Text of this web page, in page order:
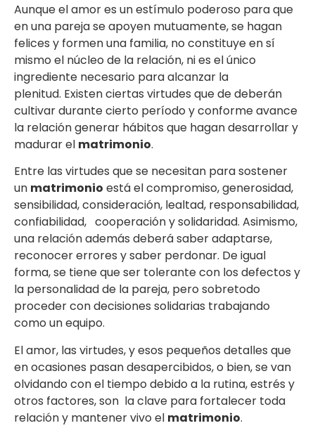
Aunque el amor es un estímulo poderoso para que
en una pareja se apoyen mutuamente, se hagan
felices y formen una familia, no constituye en sí
mismo el núcleo de la relación, ni es el único
ingrediente necesario para alcanzar la
plenitud. Existen ciertas virtudes que de deberán
cultivar durante cierto período y conforme avance
la relación generar hábitos que hagan desarrollar y
madurar el matrimonio.
Entre las virtudes que se necesitan para sostener
un matrimonio está el compromiso, generosidad,
sensibilidad, consideración, lealtad, responsabilidad,
confiabilidad, cooperación y solidaridad. Asimismo,
una relación además deberá saber adaptarse,
reconocer errores y saber perdonar. De igual
forma, se tiene que ser tolerante con los defectos y
la personalidad de la pareja, pero sobretodo
proceder con decisiones solidarias trabajando
como un equipo.
El amor, las virtudes, y esos pequeños detalles que
en ocasiones pasan desapercibidos, o bien, se van
olvidando con el tiempo debido a la rutina, estrés y
otros factores, son la clave para fortalecer toda
relación y mantener vivo el matrimonio.